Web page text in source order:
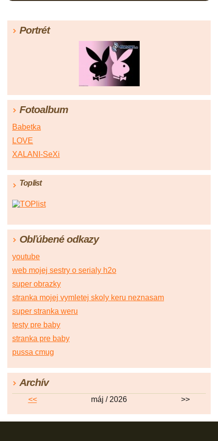
Portrét
Fotoalbum
Babetka
LOVE
XALANI-SeXi
Toplist
Obľúbené odkazy
youtube
web mojej sestry o serialy h2o
super obrazky
stranka mojej vymletej skoly keru neznasam
super stranka weru
testy pre baby
stranka pre baby
pussa cmug
Archív
<< máj / 2026 >>